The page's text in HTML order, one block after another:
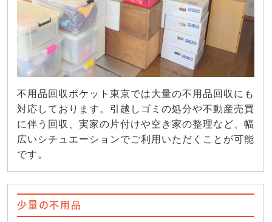
不用品回収ポケット東京では大量の不用品回収にも
対応しております。引越しゴミの処分や不動産売買
に伴う回収、実家の片付けや空き家の整理など、幅
広いシチュエーションでご利用いただくことが可能
です。
少量の不用品